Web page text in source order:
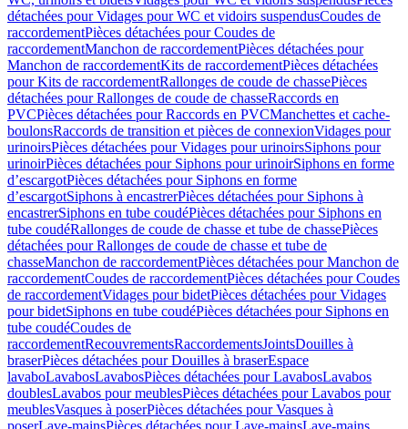
détachées pour Vidages pour WC et vidoirs suspendusCoudes de
raccordementPièces détachées pour Coudes de
raccordementManchon de raccordementPièces détachées pour
Manchon de raccordementKits de raccordementPièces détachées
pour Kits de raccordementRallonges de coude de chassePièces
détachées pour Rallonges de coude de chasseRaccords en
PVCPièces détachées pour Raccords en PVCManchettes et cache-
boulonsRaccords de transition et pièces de connexionVidages pour
urinoirsPièces détachées pour Vidages pour urinoirsSiphons pour
urinoirPièces détachées pour Siphons pour urinoirSiphons en forme
d’escargotPièces détachées pour Siphons en forme
d’escargotSiphons à encastrerPièces détachées pour Siphons à
encastrerSiphons en tube coudéPièces détachées pour Siphons en
tube coudéRallonges de coude de chasse et tube de chassePièces
détachées pour Rallonges de coude de chasse et tube de
chasseManchon de raccordementPièces détachées pour Manchon de
raccordementCoudes de raccordementPièces détachées pour Coudes
de raccordementVidages pour bidetPièces détachées pour Vidages
pour bidetSiphons en tube coudéPièces détachées pour Siphons en
tube coudéCoudes de
raccordementRecouvrementsRaccordementsJointsDouilles à
braserPièces détachées pour Douilles à braserEspace
lavaboLavabosLavabosPièces détachées pour LavabosLavabos
doublesLavabos pour meublesPièces détachées pour Lavabos pour
meublesVasques à poserPièces détachées pour Vasques à
poserLave-mainsPièces détachées pour Lave-mainsLave-mains